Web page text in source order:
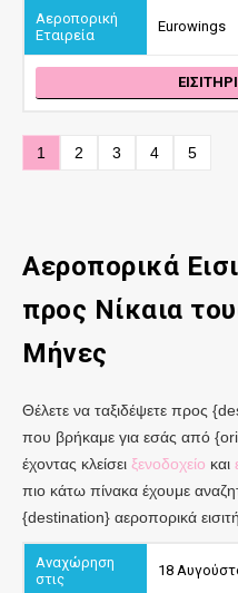
Eurowings
1 2 3 4 5
Αεροπορικά
προς Νίκαια
Μήνες
Θέλετε να ταξιδέψετε προς
που βρήκαμε για εσάς από
έχοντας κλείσει ξενοδοχείο και
πιο κάτω πίνακα έχουμε
{destination} αεροπορικά
18